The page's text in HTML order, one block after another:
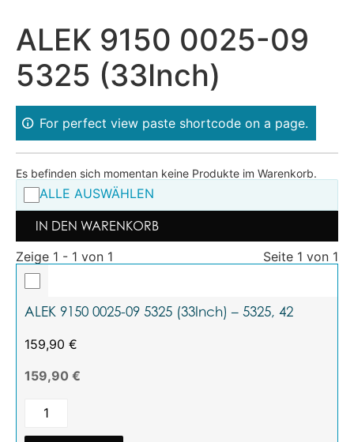
ALEK 9150 0025-09
5325 (33Inch)
For perfect view paste shortcode on a page.
Es befinden sich momentan keine Produkte im Warenkorb.
ALLE AUSWÄHLEN
IN DEN WARENKORB
Zeige 1 - 1 von 1
Seite 1 von 1
ALEK 9150 0025-09 5325 (33Inch) – 5325, 42
159,90 €
159,90 €